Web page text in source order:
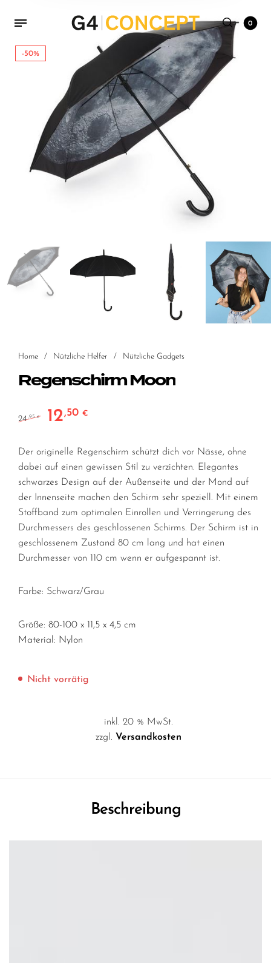
0
-50%
Home / Nützliche Helfer / Nützliche Gadgets
Regenschirm Moon
24 ,95€ Ursprünglicher Preis war: 24,95 €
12,50€
Der originelle Regenschirm schützt dich vor Nässe, ohne
dabei auf einen gewissen Stil zu verzichten. Elegantes
schwarzes Design auf der Außenseite und der Mond auf
der Innenseite machen den Schirm sehr speziell. Mit einem
Stoffband zum optimalen Einrollen und Verringerung des
Durchmessers des geschlossenen Schirms. Der Schirm ist in
geschlossenem Zustand 80 cm lang und hat einen
Durchmesser von 110 cm wenn er aufgespannt ist.
Farbe: Schwarz/Grau
Größe: 80-100 x 11,5 x 4,5 cm
Material: Nylon
Nicht vorrätig
inkl. 20 % MwSt.
zzgl. Versandkosten
Beschreibung